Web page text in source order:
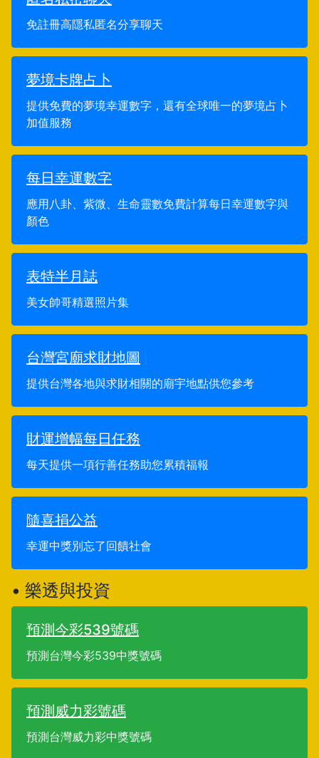
免註冊高隱私匿名分享聊天
夢境卡牌占卜
提供免費的夢境幸運數字，還有全球唯一的夢境占卜
加值服務
每日幸運數字
應用八卦、紫微、生命靈數免費計算每日幸運數字與
顏色
表特半月誌
美女帥哥精選照片集
台灣宮廟求財地圖
提供台灣各地與求財相關的廟宇地點供您參考
財運增幅每日任務
每天提供一項行善任務助您累積福報
隨喜捐公益
幸運中獎別忘了回饋社會
• 樂透與投資
預測今彩539號碼
預測台灣今彩539中獎號碼
預測威力彩號碼
預測台灣威力彩中獎號碼